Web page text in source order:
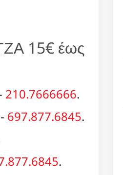
15€ έως
210.7666666.
697.877.6845.
.